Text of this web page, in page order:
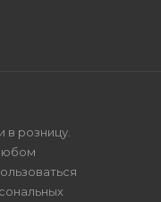
розницу.